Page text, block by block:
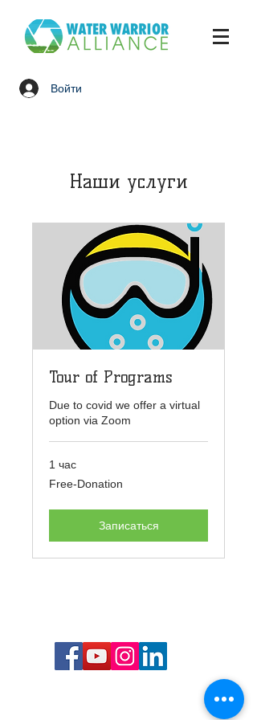
Войти
Наши услуги
Tour of Programs
Due to covid we offer a virtual
option via Zoom
1 час
Free-
Donation
Free-Donation
Записаться